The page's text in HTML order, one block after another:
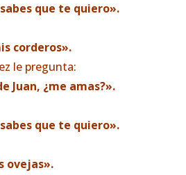
que te quiero».
corderos».
le pregunta:
Juan, ¿me amas?».
que te quiero».
ovejas».